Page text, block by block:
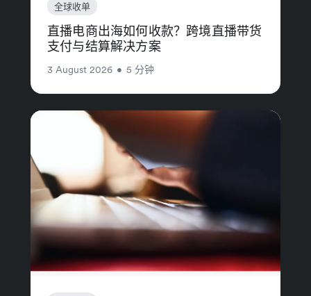
全球收单
直播电商出海如何收款？跨境直播带货
支付与结算解决方案
3 August 2026 • 5 分钟